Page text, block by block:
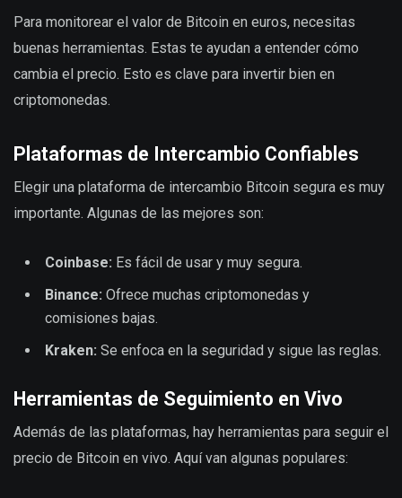
Para monitorear el valor de Bitcoin en euros, necesitas
buenas herramientas. Estas te ayudan a entender cómo
cambia el precio. Esto es clave para invertir bien en
criptomonedas.
Plataformas de Intercambio Confiables
Elegir una plataforma de intercambio Bitcoin segura es muy
importante. Algunas de las mejores son:
Coinbase: Es fácil de usar y muy segura.
Binance: Ofrece muchas criptomonedas y
comisiones bajas.
Kraken: Se enfoca en la seguridad y sigue las reglas.
Herramientas de Seguimiento en Vivo
Además de las plataformas, hay herramientas para seguir el
precio de Bitcoin en vivo. Aquí van algunas populares: